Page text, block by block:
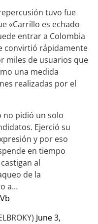
tuvo fue
«Carrillo es echado
entrar a Colombia
convirtió rápidamente
miles de usuarios que
una medida
realizadas por el
no pidió un solo
Ejerció su
y por eso
en tiempo
al
de la
a…
June 3,